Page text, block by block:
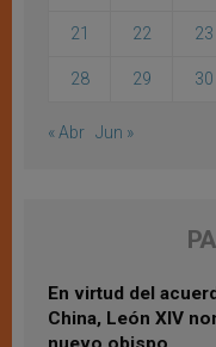
21 22 23
28 29 30
« Abr Jun »
En virtud del
China, León XIV